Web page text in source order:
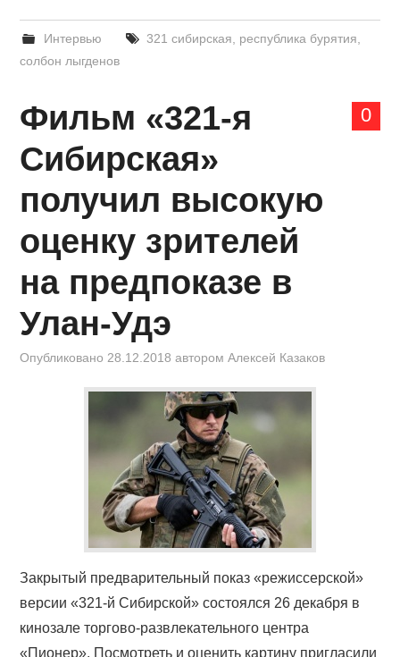
Интервью 321 сибирская республика бурятия
солбон лыгденов
0
Фильм «321-я
Сибирская»
получил высокую
оценку зрителей
на предпоказе в
Улан-Удэ
Опубликовано 28.12.2018 авторомАлексей Казаков
Закрытый предварительный показ «режиссерской»
версии «321-й Сибирской» состоялся 26 декабря в
кинозале торгово-развлекательного центра
«Пионер». Посмотреть и оценить картину пригласили